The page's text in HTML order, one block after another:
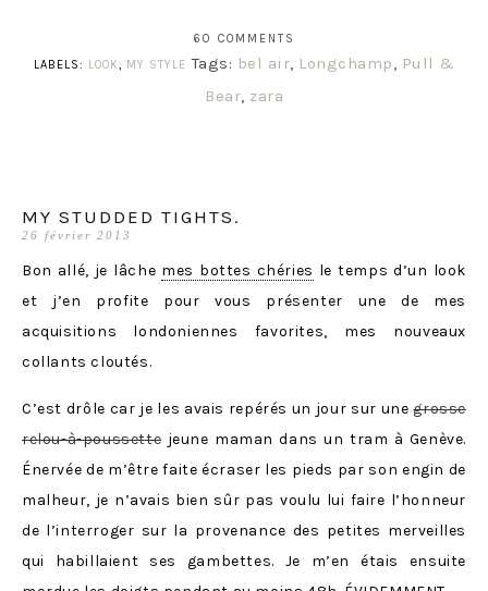
60 COMMENTS
LABELS:
LOOK, MY STYLE Tags: bel air, Longchamp, Pull &
Bear, zara
MY STUDDED TIGHTS.
26 février 2013
Bon allé, je lâche mes bottes chéries le temps d’un look
et j’en profite pour vous présenter une de mes
acquisitions londoniennes favorites, mes nouveaux
collants cloutés.
C’est drôle car je les avais repérés un jour sur unegrosse
relou-à-poussettejeune maman dans un tram à Genève.
Énervée de m’être faite écraser les pieds par son engin de
malheur, je n’avais bien sûr pas voulu lui faire l’honneur
de l’interroger sur la provenance des petites merveilles
qui habillaient ses gambettes. Je m’en étais ensuite